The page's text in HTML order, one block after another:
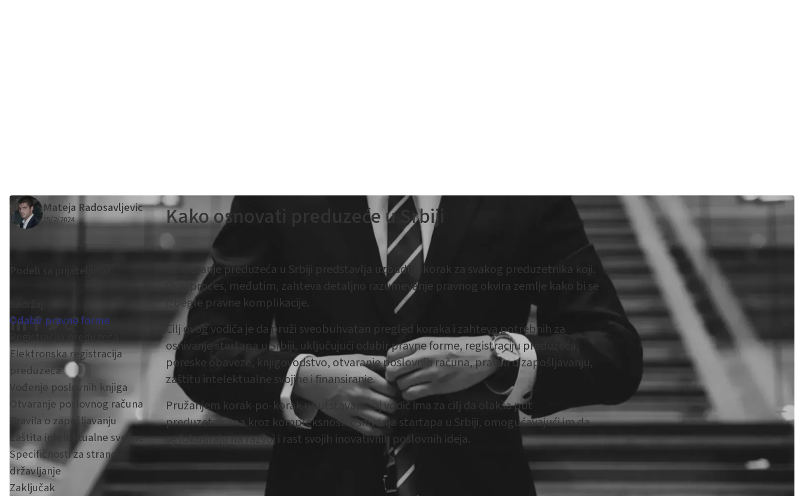
Mateja Radosavljevic
15/2/2024 Kako osnovati preduzeće u Srbiji
Odabir pravne forme
Elektronska registracija
preduzeća
Vođenje poslovnih knjiga
Otvaranje poslovnog računa
Pravila o zapošljavanju
Zaštita intelektualne svojine
Specifičnosti za strane
državljanje
Zaključak
Pokretanje preduzeća u Srbiji predstavlja uzbudljiv korak za svakog preduzetnika koji.
Ovaj proces, međutim, zahteva detaljno razumevanje pravnog okvira zemlje kako bi se
izbegle pravne komplikacije.
Cilj ovog vodiča je da pruži sveobuhvatan pregled koraka i zahteva potrebnih za
osnivanje startapa u Srbiji, uključujući odabir pravne forme, registraciju preduzeća,
poreske obaveze, knjigovodstvo, otvaranje poslovnih računa, pravila o zapošljavanju,
zaštitu intelektualne svojine i finansiranje.
Pružanjem korak-po-korak uputstava, ovaj vodič ima za cilj da olakša put
preduzetnicima kroz kompleksnosti osnivanja startapa u Srbiji, omogućavajući im da
se fokusiraju na razvoj i rast svojih inovativnih poslovnih ideja.